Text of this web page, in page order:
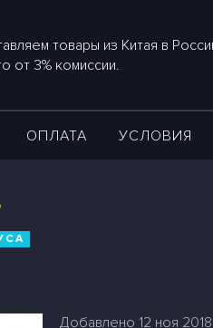
товары из Китая в
от 3% комиссии.
ОПЛАТА УСЛОВИЯ
Добавлено 12 ноя